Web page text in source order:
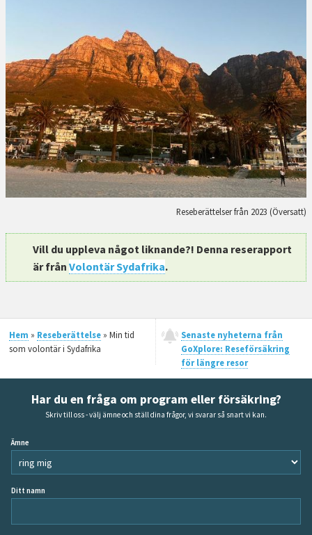
Reseberättelser från 2023 (Översatt)
Vill du uppleva något liknande?! Denna reserapport
är frånVolontär Sydafrika.
Hem » Reseberättelse» Min tid
som volontär i Sydafrika
Senaste nyheterna från
GoXplore: Reseförsäkring
för längre resor
Har du en fråga om program eller försäkring?
Skriv till oss - välj ämne och ställ dina frågor, vi svarar så snart vi kan.
Ämne
Ditt namn